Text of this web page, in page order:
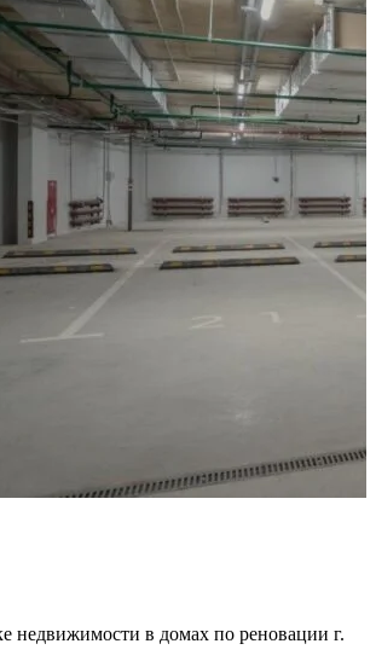
недвижимости в домах по реновации г.